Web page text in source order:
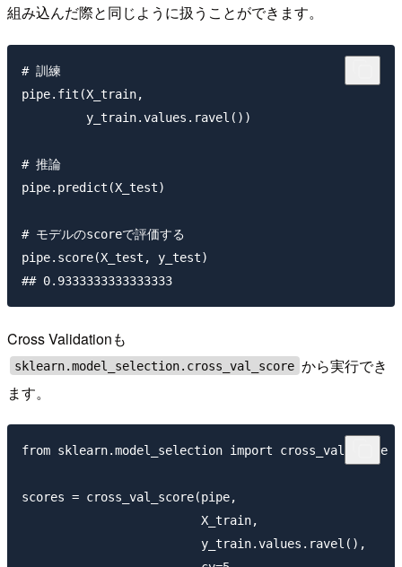
組み込んだ際と同じように扱うことができます。
# 訓練
pipe.fit(X_train,
         y_train.values.ravel())
# 推論
pipe.predict(X_test)
# モデルのscoreで評価する
pipe.score(X_test, y_test)
Cross Validationも
sklearn.model_selection.cross_val_score から実行でき
ます。
from sklearn.model_selection import cross_val_score
scores = cross_val_score(pipe,
                         X_train,
                         y_train.values.ravel(),